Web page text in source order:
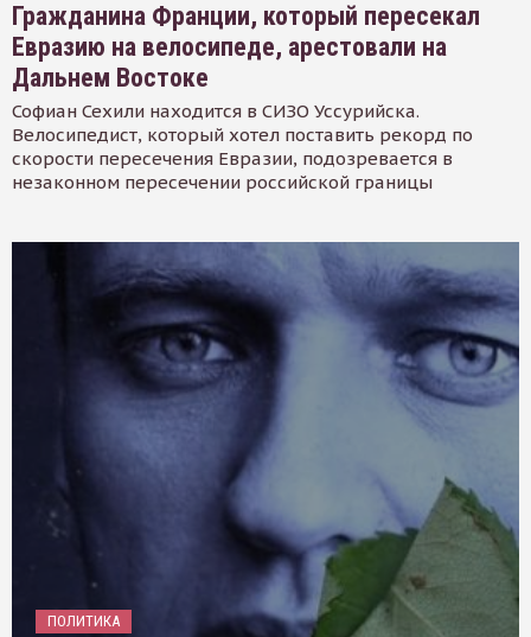
Гражданина Франции, который пересекал
Евразию на велосипеде, арестовали на
Дальнем Востоке
Софиан Сехили находится в СИЗО Уссурийска.
Велосипедист, который хотел поставить рекорд по
скорости пересечения Евразии, подозревается в
незаконном пересечении российской границы
ПОЛИТИКА